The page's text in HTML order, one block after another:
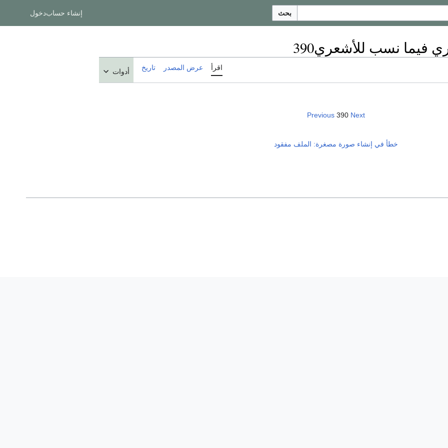
بحث إنشاء حسابدخول
فيما نسب للأشعري390
اقرأ عرض المصدر تاريخ أدوات
Previous 390 Next
خطأ في إنشاء صورة مصغرة: الملف مفقود